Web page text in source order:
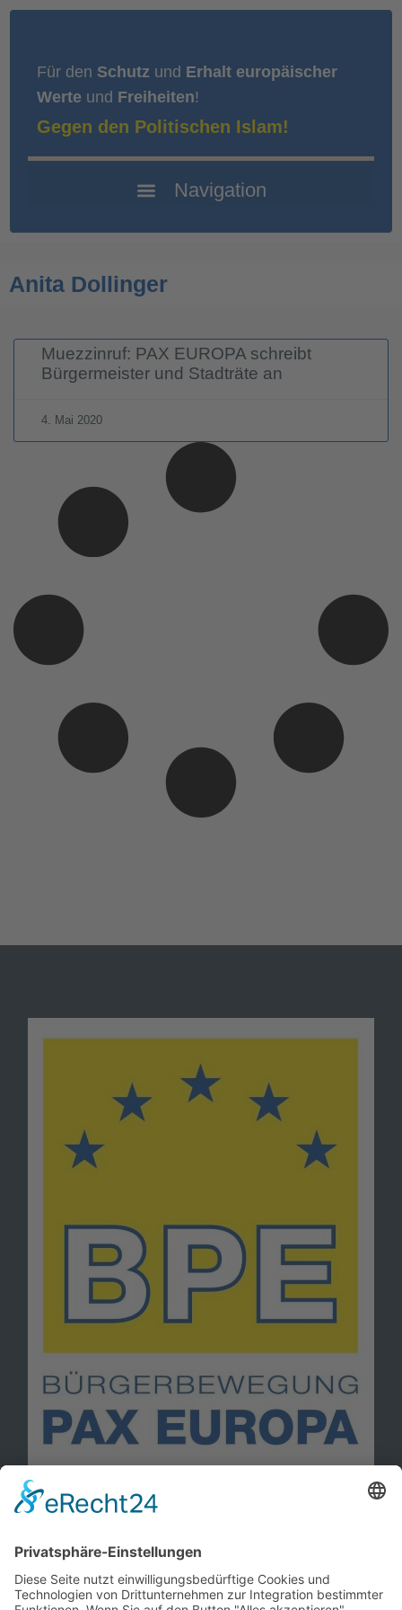
Für den Schutz und Erhalt europäischer
Werte und Freiheiten!
Gegen den Politischen Islam!
Anita Dollinger
Muezzinruf: PAX EUROPA schreibt
Bürgermeister und Stadträte an
4. Mai 2020
Kontakt
Mitglied werden!